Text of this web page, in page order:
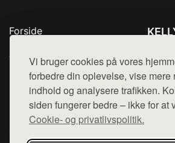
Vi bruger cookies på vores
forbedre din oplevelse, vise mere
indhold og analysere trafikken.
siden fungerer bedre – ikke for at
Cookie- og privatlivspolitik.
Forside
Top Rabatter
Blog
Kontakt
Mail: